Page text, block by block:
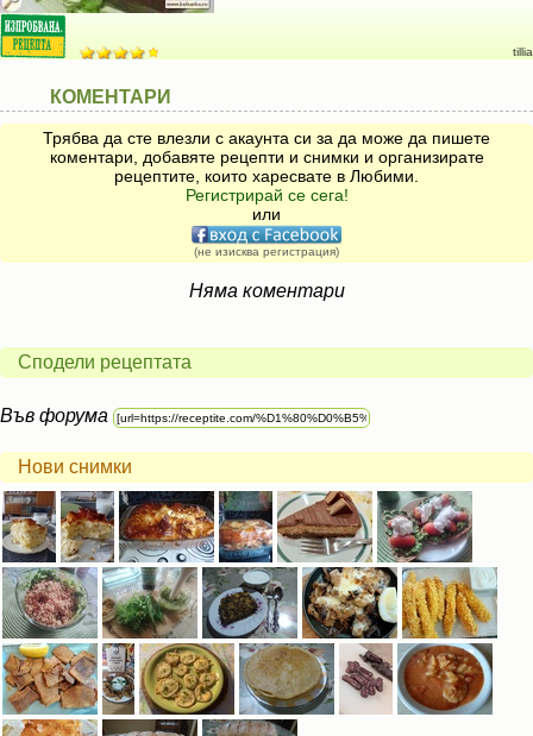
tillia
КОМЕНТАРИ
Трябва да сте влезли с акаунта си за да може да пишете
коментари, добавяте рецепти и снимки и организирате
рецептите, които харесвате в Любими.
Регистрирай се сега!
или
(не изисква регистрация)
Няма коментари
Сподели рецептата
Във форума
Нови снимки